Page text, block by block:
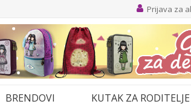
Prijava za
BRENDOVI KUTAK ZA RODITELJE